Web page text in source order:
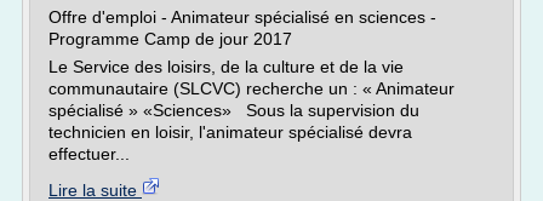
Offre d'emploi - Animateur spécialisé en sciences -
Programme Camp de jour 2017
Le Service des loisirs, de la culture et de la vie
communautaire (SLCVC) recherche un : « Animateur
spécialisé » «Sciences» Sous la supervision du
technicien en loisir, l'animateur spécialisé devra
effectuer...
Lire la suite